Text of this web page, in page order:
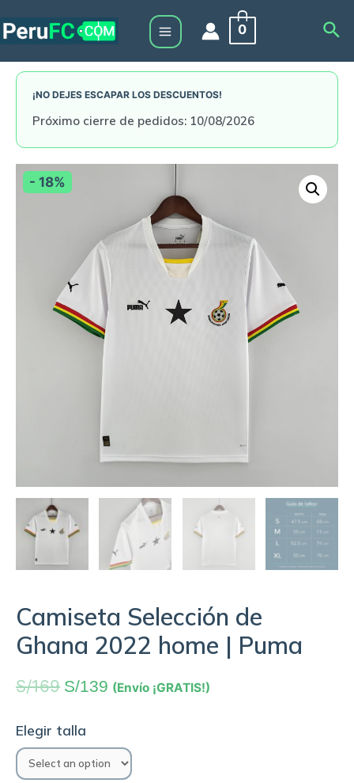
to
Main
Menu
0
¡NO DEJES ESCAPAR LOS DESCUENTOS!
Próximo cierre de pedidos: 10/08/2026
- 18%
Camiseta Selección de
Ghana 2022 home | Puma
S/169 S/139 (Envío ¡GRATIS!)
Elegir talla